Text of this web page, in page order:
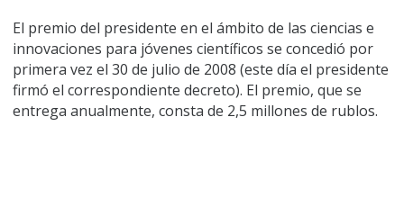
El premio del presidente en el ámbito de las ciencias e
innovaciones para jóvenes científicos se concedió por
primera vez el 30 de julio de 2008 (este día el presidente
firmó el correspondiente decreto). El premio, que se
entrega anualmente, consta de 2,5 millones de rublos.